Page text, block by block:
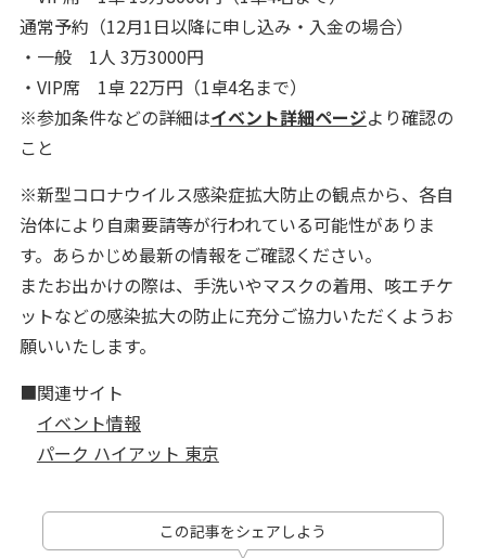
通常予約（12月1日以降に申し込み・入金の場合）
・一般 1人 3万3000円
・VIP席 1卓 22万円（1卓4名まで）
※参加条件などの詳細はイベント詳細ページより確認の
こと
※新型コロナウイルス感染症拡大防止の観点から、各自
治体により自粛要請等が行われている可能性がありま
す。あらかじめ最新の情報をご確認ください。
またお出かけの際は、手洗いやマスクの着用、咳エチケ
ットなどの感染拡大の防止に充分ご協力いただくようお
願いいたします。
■関連サイト
イベント情報
パーク ハイアット 東京
この記事をシェアしよう